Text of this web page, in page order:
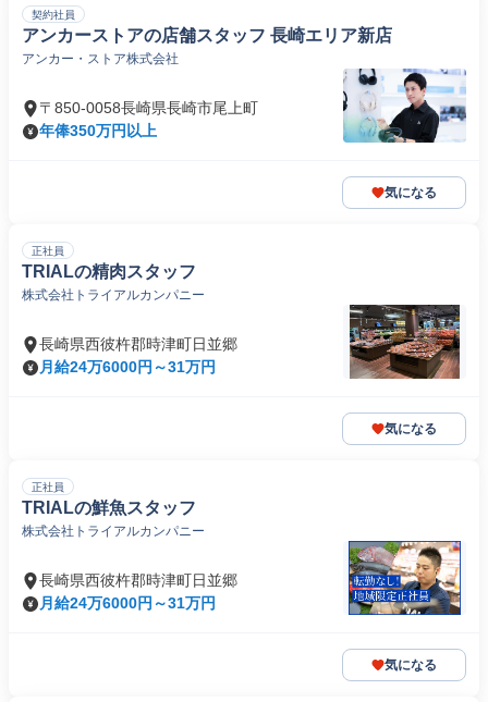
契約社員
アンカーストアの店舗スタッフ 長崎エリア新店
アンカー・ストア株式会社
〒850-0058長崎県長崎市尾上町
年俸350万円以上
気になる
正社員
TRIALの精肉スタッフ
株式会社トライアルカンパニー
長崎県西彼杵郡時津町日並郷
月給24万6000円～31万円
気になる
正社員
TRIALの鮮魚スタッフ
株式会社トライアルカンパニー
長崎県西彼杵郡時津町日並郷
月給24万6000円～31万円
気になる